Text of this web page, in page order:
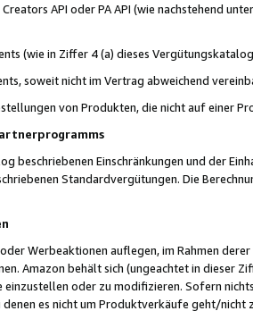
API oder PA API (wie nachstehend
(wie in Ziffer 4 (a) dieses
soweit nicht im Vertrag abweichend
von Produkten, die nicht auf einer
beschriebenen Einschränkungen und der
Standardvergütungen. Die
Werbeaktionen auflegen, im Rahmen
Amazon behält sich (ungeachtet in dieser
oder zu modifizieren. Sofern
es nicht um Produktverkäufe geht/